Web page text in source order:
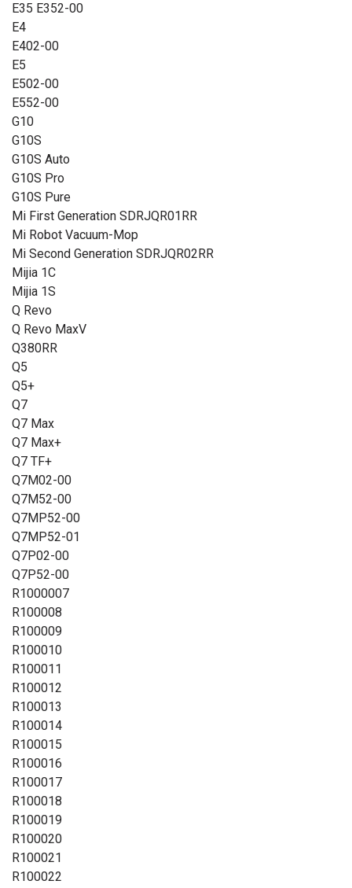
E35 E352-00
E4
E402-00
E5
E502-00
E552-00
G10
G10S
G10S Auto
G10S Pro
G10S Pure
Mi First Generation SDRJQR01RR
Mi Robot Vacuum-Mop
Mi Second Generation SDRJQR02RR
Mijia 1C
Mijia 1S
Q Revo
Q Revo MaxV
Q380RR
Q5
Q5+
Q7
Q7 Max
Q7 Max+
Q7 TF+
Q7M02-00
Q7M52-00
Q7MP52-00
Q7MP52-01
Q7P02-00
Q7P52-00
R1000007
R100008
R100009
R100010
R100011
R100012
R100013
R100014
R100015
R100016
R100017
R100018
R100019
R100020
R100021
R100022